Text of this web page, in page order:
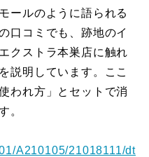
ールのように語られる
口コミでも、跡地のイ
クストラ本巣店に触れ
説明しています。ここ
われ方」とセットで消
。
A210105/21018111/dt